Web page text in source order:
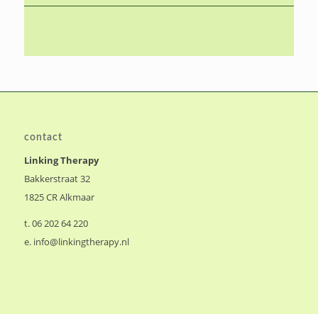
contact
Linking Therapy
Bakkerstraat 32
1825 CR Alkmaar
t. 06 202 64 220
e. info@linkingtherapy.nl